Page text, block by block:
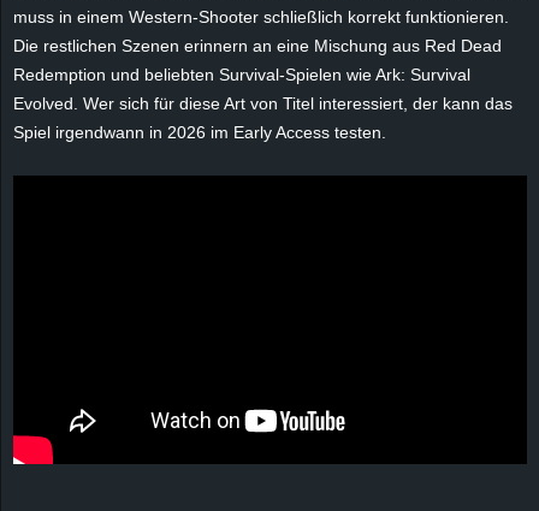
muss in einem Western-Shooter schließlich korrekt funktionieren.
Die restlichen Szenen erinnern an eine Mischung aus Red Dead
Redemption und beliebten Survival-Spielen wie Ark: Survival
Evolved. Wer sich für diese Art von Titel interessiert, der kann das
Spiel irgendwann in 2026 im Early Access testen.